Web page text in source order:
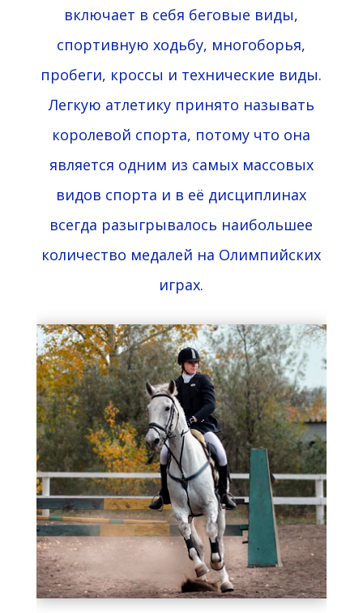
включает в себя беговые виды,
спортивную ходьбу, многоборья,
пробеги, кроссы и технические виды.
Легкую атлетику принято называть
королевой спорта, потому что она
является одним из самых массовых
видов спорта и в её дисциплинах
всегда разыгрывалось наибольшее
количество медалей на Олимпийских
играх.